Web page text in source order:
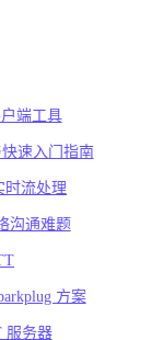
端工具
速入门指南
时流处理
沟通难题
方案
服务器